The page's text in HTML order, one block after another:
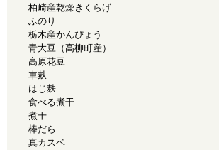
柏崎産乾燥きくらげ
ふのり
栃木産かんぴょう
青大豆（高柳町産）
高原花豆
車麸
はじ麸
食べる煮干
煮干
棒だら
真カスベ